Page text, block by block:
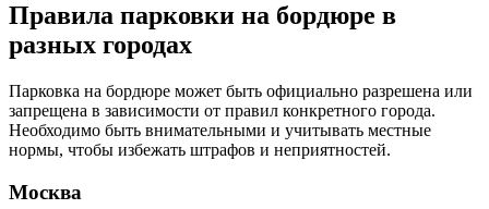
Правила парковки на бордюре в
разных городах
Парковка на бордюре может быть официально разрешена или
запрещена в зависимости от правил конкретного города.
Необходимо быть внимательными и учитывать местные
нормы, чтобы избежать штрафов и неприятностей.
Москва